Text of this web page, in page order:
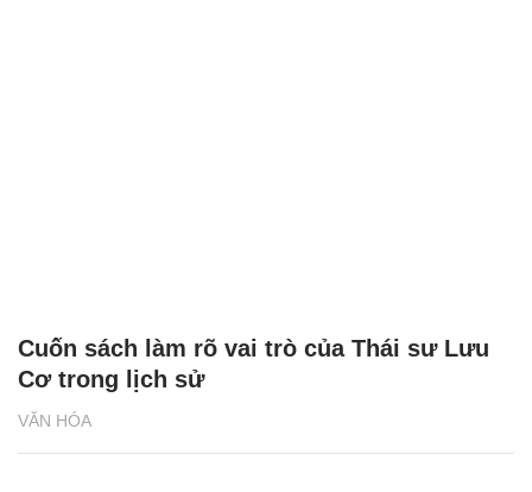
VĂN HÓA
Cuốn sách làm rõ vai trò của Thái sư Lưu
Cơ trong lịch sử